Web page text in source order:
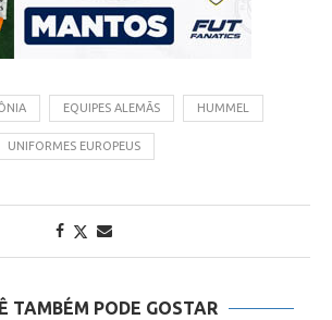
EQUIPES ALEMÃS HUMMEL
UNIFORMES EUROPEUS
TAMBÉM PODE GOSTAR